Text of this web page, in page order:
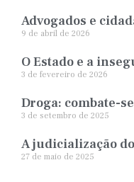
Advogados e
9 de abril de 2026
O Estado e a
3 de fevereiro de 2026
Droga: combate-
3 de setembro de 2025
A judicialização
27 de maio de 2025